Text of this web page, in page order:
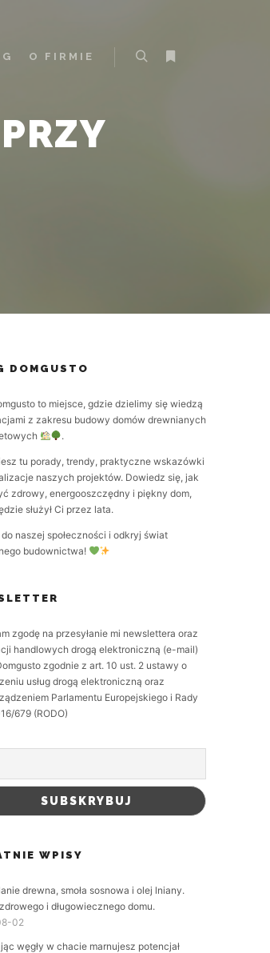
O FIRMIE
DOMGUSTO
to miejsce, gdzie dzielimy się wiedzą
z zakresu budowy domów drewnianych
.
tu porady, trendy, praktyczne wskazówki
naszych projektów. Dowiedz się, jak
zdrowy, energooszczędny i piękny dom,
służył Ci przez lata.
do naszej społeczności i odkryj świat
budownictwa!
zgodę na przesyłanie mi newslettera oraz
handlowych drogą elektroniczną (e-mail)
zgodnie z art. 10 ust. 2 ustawy o
usług drogą elektroniczną oraz
Parlamentu Europejskiego i Rady
679 (RODO)
WPISY
drewna, smoła sosnowa i olej lniany.
i długowiecznego domu.
02
węgły w chacie marnujesz potencjał